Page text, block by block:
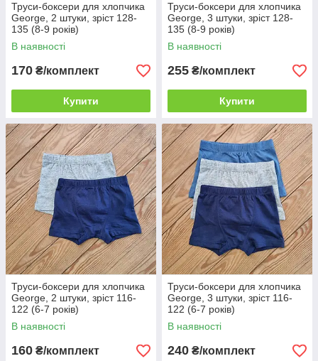
Труси-боксери для хлопчика
George, 2 штуки, зріст 128-
135 (8-9 років)
В наявності
170 ₴/комплект
Купити
Труси-боксери для хлопчика
George, 3 штуки, зріст 128-
135 (8-9 років)
В наявності
255 ₴/комплект
Купити
Труси-боксери для хлопчика
George, 2 штуки, зріст 116-
122 (6-7 років)
В наявності
160 ₴/комплект
Труси-боксери для хлопчика
George, 3 штуки, зріст 116-
122 (6-7 років)
В наявності
240 ₴/комплект